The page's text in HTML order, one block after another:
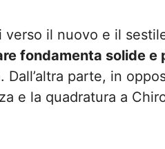
il nuovo e il
fondamenta solide e
parte, in
e la quadratura a